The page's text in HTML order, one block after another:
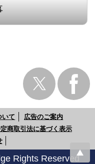
いて
広告のご案内
商取引法に基づく表示
Rights Reserved